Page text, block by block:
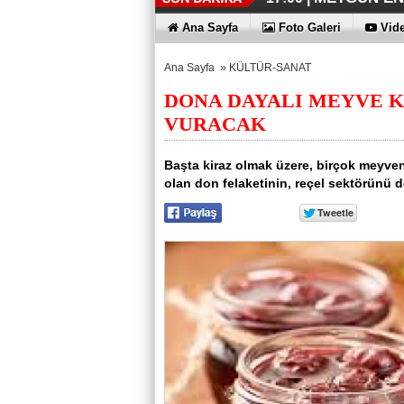
12:17 |THY
12:02 |ÖZEL
11:56 |İŞTE
11:53 |TECNO'DA
Ana Sayfa Foto Galeri
Ana Sayfa » KÜLTÜR-SANAT
DONA DAYALI MEYVE
VURACAK
Başta kiraz olmak üzere, birçok
olan don felaketinin, reçel sektörünü